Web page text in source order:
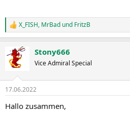
R
e
k
t
e
:
X_FISH, MrBad und FritzB
Stony666
Vice Admiral Special
17.06.2022
Hallo zusammen,